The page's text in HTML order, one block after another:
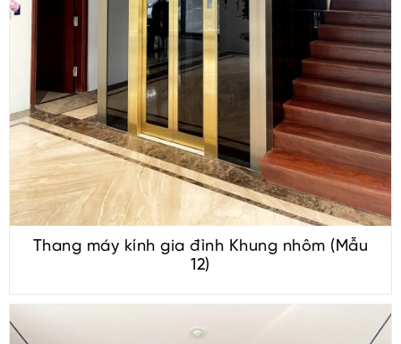
Thang máy kính gia đình Khung nhôm (Mẫu
12)